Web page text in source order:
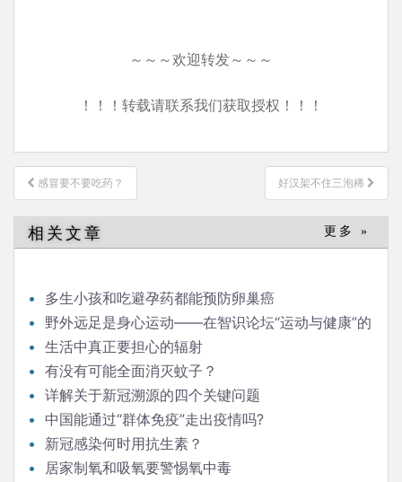
～～～欢迎转发～～～
！！！转载请联系我们获取授权！！！
文
章
导
航
感冒要不要吃药？ 好汉架不住三泡稀
相关文章 更多 »
多生小孩和吃避孕药都能预防卵巢癌
野外远足是身心运动——在智识论坛“运动与健康”的
发言生活中真正要担心的辐射
有没有可能全面消灭蚊子？
详解关于新冠溯源的四个关键问题
中国能通过“群体免疫”走出疫情吗?
新冠感染何时用抗生素？
居家制氧和吸氧要警惕氧中毒